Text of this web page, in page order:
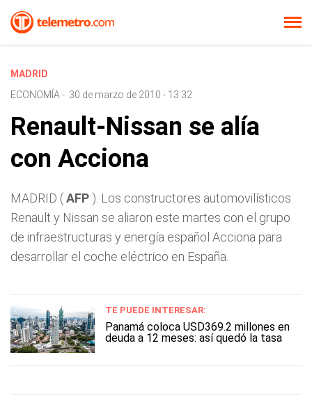
MADRID
ECONOMÍA - 30 de marzo de 2010 - 13:32
Renault-Nissan se alía
con Acciona
MADRID (AFP ). Los constructores automovilísticos
Renault y Nissan se aliaron este martes con el grupo
de infraestructuras y energía español Acciona para
desarrollar el coche eléctrico en España.
TE PUEDE INTERESAR:
Panamá coloca USD369.2 millones en
deuda a 12 meses: así quedó la tasa